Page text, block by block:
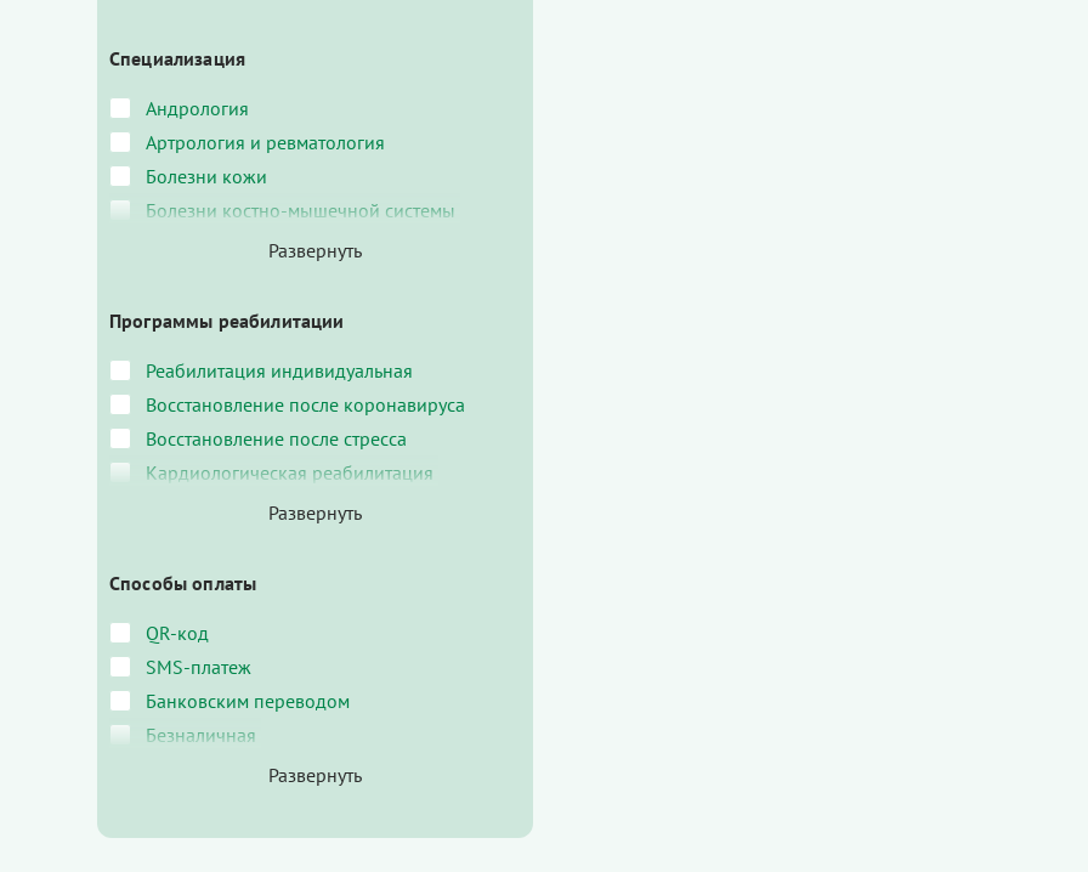
Специализация
Андрология
Артрология и ревматология
Болезни кожи
Болезни костно-мышечной системы
Программы реабилитации
Реабилитация индивидуальная
Восстановление после коронавируса
Восстановление после стресса
Кардиологическая реабилитация
Способы оплаты
QR-код
SMS-платеж
Банковским переводом
Безналичная